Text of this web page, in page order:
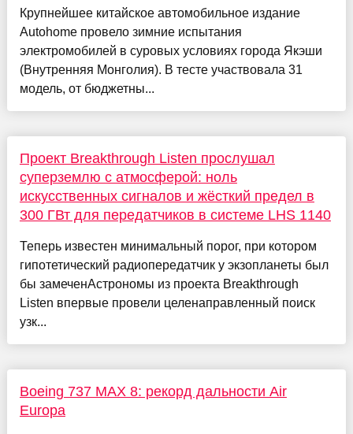
Крупнейшее китайское автомобильное издание
Autohome провело зимние испытания
электромобилей в суровых условиях города Якэши
(Внутренняя Монголия). В тесте участвовала 31
модель, от бюджетны...
Проект Breakthrough Listen прослушал
суперземлю с атмосферой: ноль
искусственных сигналов и жёсткий предел в
300 ГВт для передатчиков в системе LHS 1140
Теперь известен минимальный порог, при котором
гипотетический радиопередатчик у экзопланеты был
бы замеченАстрономы из проекта Breakthrough
Listen впервые провели целенаправленный поиск
узк...
Boeing 737 MAX 8: рекорд дальности Air
Europa